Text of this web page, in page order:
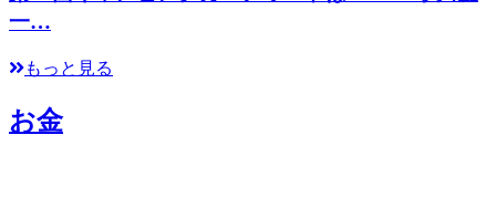
一…
もっと見る
お金